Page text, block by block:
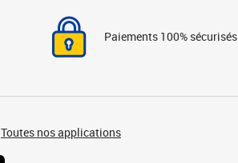
Paiements 100% sécurisés
Toutes nos applications